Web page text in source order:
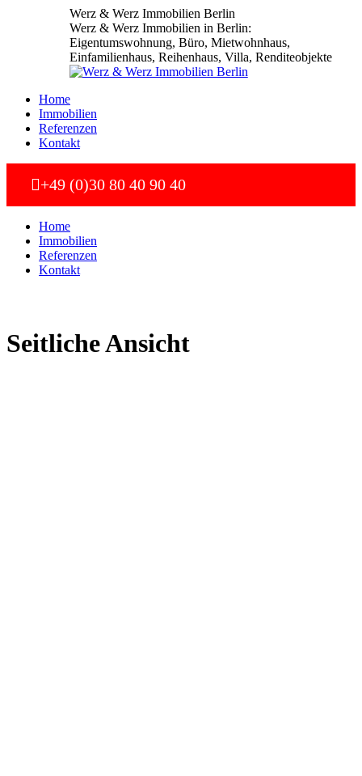
Werz & Werz Immobilien Berlin
Werz & Werz Immobilien in Berlin:
Eigentumswohnung, Büro, Mietwohnhaus,
Einfamilienhaus, Reihenhaus, Villa, Renditeobjekte
Home
Immobilien
Referenzen
Kontakt
+49 (0)30 80 40 90 40
Home
Immobilien
Referenzen
Kontakt
Seitliche Ansicht